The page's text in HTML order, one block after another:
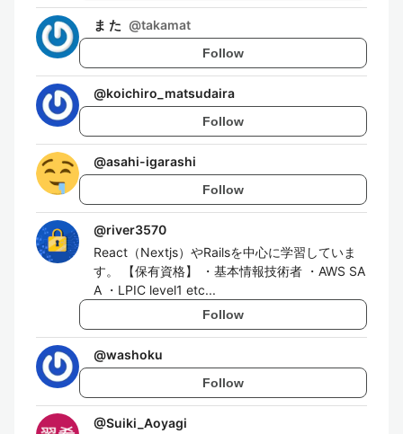
ま た @takamat
Follow
@koichiro_matsudaira
Follow
@asahi-igarashi
Follow
@river3570
React（Nextjs）やRailsを中心に学習していま
す。 【保有資格】 ・基本情報技術者 ・AWS SA
A ・LPIC level1 etc...
Follow
@washoku
Follow
@Suiki_Aoyagi